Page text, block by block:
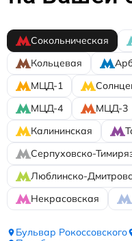
Сокольническая
Кольцевая
МЦД-1
МЦД-4
МЦД-3
Калининская
Серпуховско-
Люблинско-
Некрасовская
Бульвар Рокоссовского